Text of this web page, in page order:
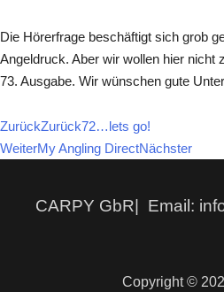
Die Hörerfrage beschäftigt sich grob
Angeldruck. Aber wir wollen hier nicht
73. Ausgabe. Wir wünschen gute
ZurückZurück72…lets go!
WeiterMy Angling DirectNächster
CARPY GbR| Email:
Copyright ©